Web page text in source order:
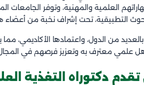
العلمية والمهنية، وتوفر الجامعات
التطبيقية، تحت إشراف نخبة من أعضاء
من الدول، واعتمادها الأكاديمي، مما
علمي معترف به وتعزيز فرصهم في المجال
دكتوراه التغذية